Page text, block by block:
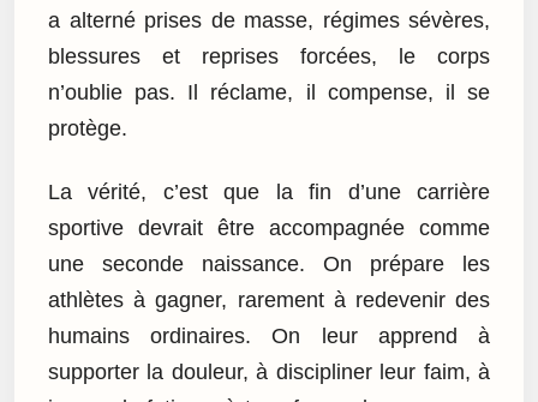
a alterné prises de masse, régimes sévères,
blessures et reprises forcées, le corps
n’oublie pas. Il réclame, il compense, il se
protège.
La vérité, c’est que la fin d’une carrière
sportive devrait être accompagnée comme
une seconde naissance. On prépare les
athlètes à gagner, rarement à redevenir des
humains ordinaires. On leur apprend à
supporter la douleur, à discipliner leur faim, à